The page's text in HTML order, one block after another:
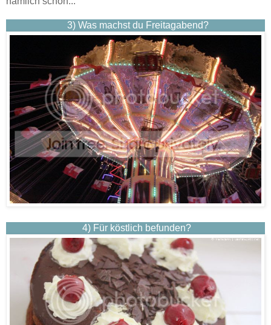
3) Was machst du Freitagabend?
4) Für köstlich befunden?